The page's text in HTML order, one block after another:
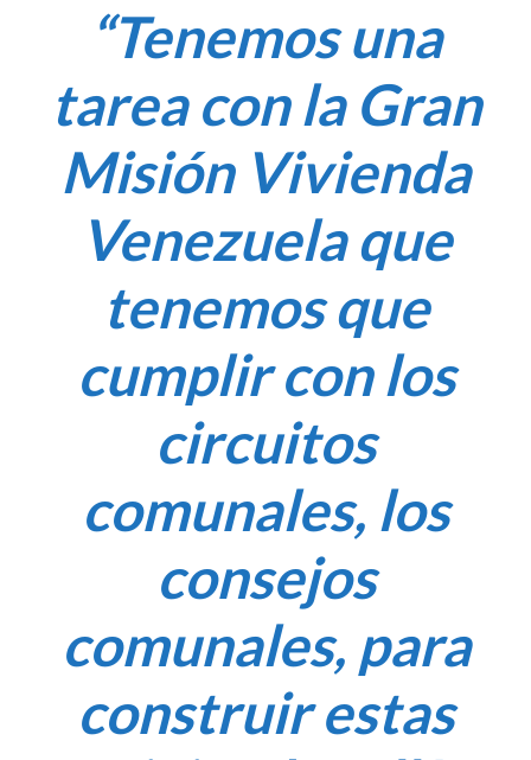
“Tenemos una
tarea con la Gran
Misión Vivienda
Venezuela que
tenemos que
cumplir con los
circuitos
comunales, los
consejos
comunales, para
construir estas